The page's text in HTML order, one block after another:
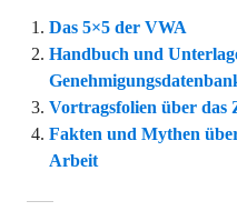
Das 5×5 der VWA
Handbuch und
Vortragsfolien über das
Fakten und Mythen
Arbeit